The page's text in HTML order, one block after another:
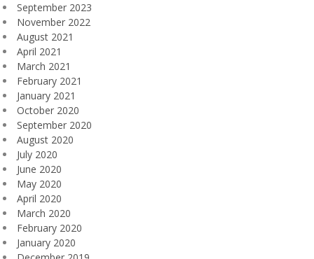
September 2023
November 2022
August 2021
April 2021
March 2021
February 2021
January 2021
October 2020
September 2020
August 2020
July 2020
June 2020
May 2020
April 2020
March 2020
February 2020
January 2020